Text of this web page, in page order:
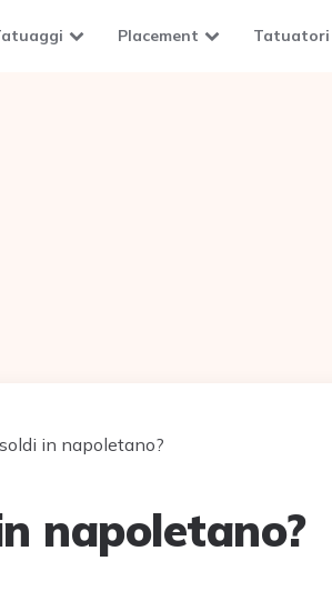
Placement Tatuatori
in napoletano?
napoletano?